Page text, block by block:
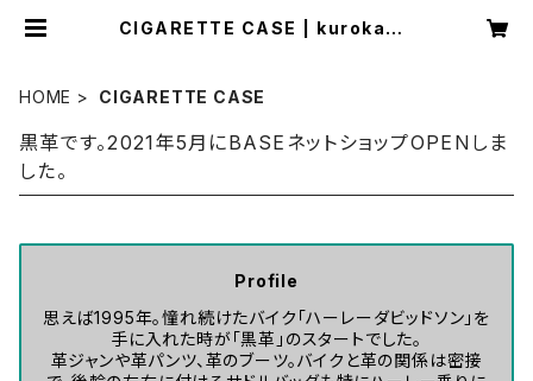
CIGARETTE CASE | kurokawa
HOME CIGARETTE CASE
黒革です。2021年5月にBASEネットショップOPENしま
した。
Profile
思えば1995年。憧れ続けたバイク「ハーレーダビッドソン」を
手に入れた時が「黒革」のスタートでした。
革ジャンや革パンツ、革のブーツ。バイクと革の関係は密接